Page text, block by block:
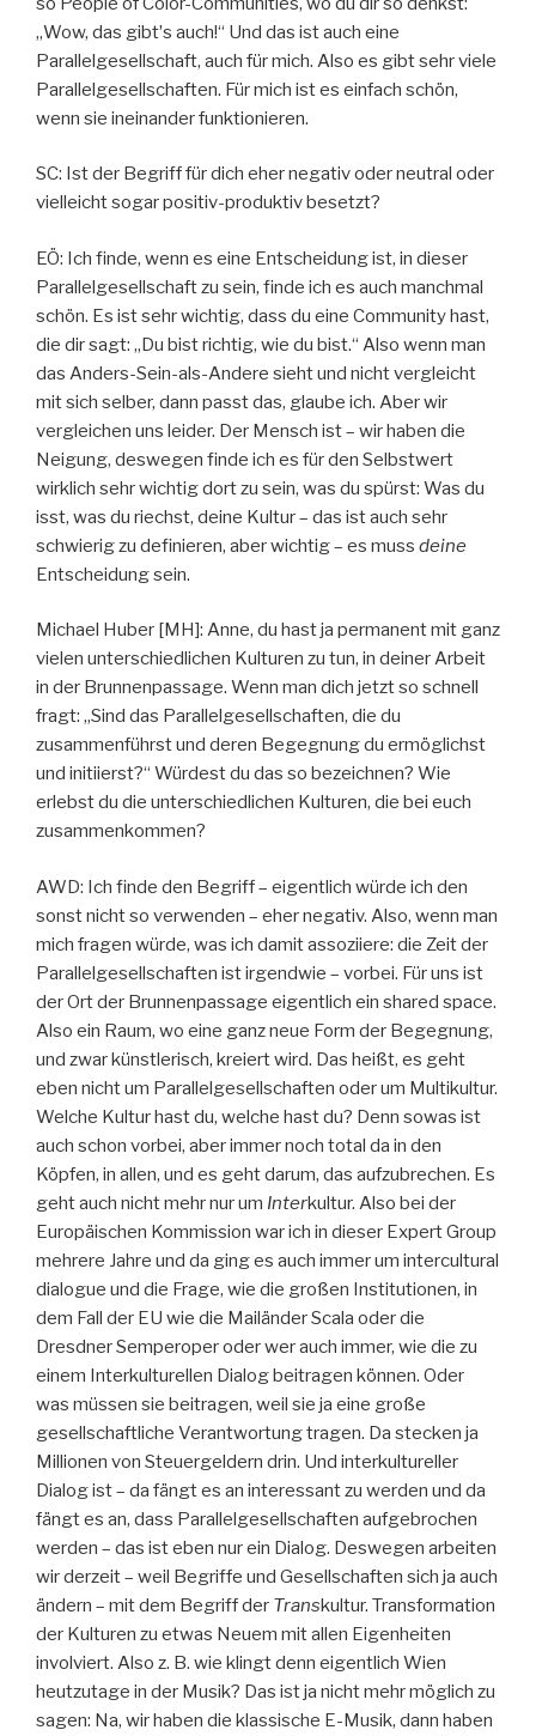
„Wow, das gibtʼs auch!“ Und das ist auch eine
Parallelgesellschaft, auch für mich. Also es gibt sehr viele
Parallelgesellschaften. Für mich ist es einfach schön,
wenn sie ineinander funktionieren.
SC: Ist der Begriff für dich eher negativ oder neutral oder
vielleicht sogar positiv-produktiv besetzt?
EÖ: Ich finde, wenn es eine Entscheidung ist, in dieser
Parallelgesellschaft zu sein, finde ich es auch manchmal
schön. Es ist sehr wichtig, dass du eine Community hast,
die dir sagt: „Du bist richtig, wie du bist.“ Also wenn man
das Anders-Sein-als-Andere sieht und nicht vergleicht
mit sich selber, dann passt das, glaube ich. Aber wir
vergleichen uns leider. Der Mensch ist – wir haben die
Neigung, deswegen finde ich es für den Selbstwert
wirklich sehr wichtig dort zu sein, was du spürst: Was du
isst, was du riechst, deine Kultur – das ist auch sehr
schwierig zu definieren, aber wichtig – es muss deine
Entscheidung sein.
Michael Huber [MH]: Anne, du hast ja permanent mit ganz
vielen unterschiedlichen Kulturen zu tun, in deiner Arbeit
in der Brunnenpassage. Wenn man dich jetzt so schnell
fragt: „Sind das Parallelgesellschaften, die du
zusammenführst und deren Begegnung du ermöglichst
und initiierst?“ Würdest du das so bezeichnen? Wie
erlebst du die unterschiedlichen Kulturen, die bei euch
zusammenkommen?
AWD: Ich finde den Begriff – eigentlich würde ich den
sonst nicht so verwenden – eher negativ. Also, wenn man
mich fragen würde, was ich damit assoziiere: die Zeit der
Parallelgesellschaften ist irgendwie – vorbei. Für uns ist
der Ort der Brunnenpassage eigentlich ein shared space.
Also ein Raum, wo eine ganz neue Form der Begegnung,
und zwar künstlerisch, kreiert wird. Das heißt, es geht
eben nicht um Parallelgesellschaften oder um Multikultur.
Welche Kultur hast du, welche hast du? Denn sowas ist
auch schon vorbei, aber immer noch total da in den
Köpfen, in allen, und es geht darum, das aufzubrechen. Es
geht auch nicht mehr nur um Interkultur. Also bei der
Europäischen Kommission war ich in dieser Expert Group
mehrere Jahre und da ging es auch immer um intercultural
dialogue und die Frage, wie die großen Institutionen, in
dem Fall der EU wie die Mailänder Scala oder die
Dresdner Semperoper oder wer auch immer, wie die zu
einem Interkulturellen Dialog beitragen können. Oder
was müssen sie beitragen, weil sie ja eine große
gesellschaftliche Verantwortung tragen. Da stecken ja
Millionen von Steuergeldern drin. Und interkultureller
Dialog ist – da fängt es an interessant zu werden und da
fängt es an, dass Parallelgesellschaften aufgebrochen
werden – das ist eben nur ein Dialog. Deswegen arbeiten
wir derzeit – weil Begriffe und Gesellschaften sich ja auch
ändern – mit dem Begriff der Transkultur. Transformation
der Kulturen zu etwas Neuem mit allen Eigenheiten
involviert. Also z. B. wie klingt denn eigentlich Wien
heutzutage in der Musik? Das ist ja nicht mehr möglich zu
sagen: Na, wir haben die klassische E-Musik, dann haben